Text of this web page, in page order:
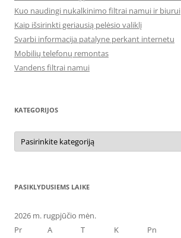
Kuo naudingi nukalkinimo filtrai namui ir biurui
Kaip išsirinkti geriausią pelėsio valiklį
Svarbi informacija patalyne perkant internetu
Mobilių telefonų remontas
Vandens filtrai namui
KATEGORIJOS
Kategorijos
PASIKLYDUSIEMS LAIKE
2026 m. rugpjūčio mėn.
Pr
A T K Pn